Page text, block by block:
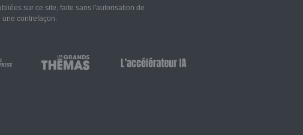
sur ce site, faite sans l'autorisation de
contrefaçon.